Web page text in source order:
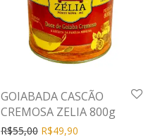
GOIABADA CASCÃO
CREMOSA ZELIA 800g
R$55,00 R$49,90